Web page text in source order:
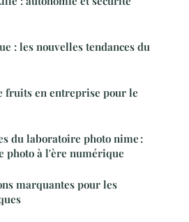
: les nouvelles tendances du
fruits en entreprise pour le
du laboratoire photo nime :
photo à l'ère numérique
marquantes pour les